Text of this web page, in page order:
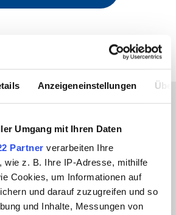
Anzeigeneinstellungen
Umgang mit Ihren Daten
Partner verarbeiten Ihre
wie z. B. Ihre IP-Adresse, mithilfe
Cookies, um Informationen auf
und darauf zuzugreifen und so
und Inhalte, Messungen von
Bohrtec